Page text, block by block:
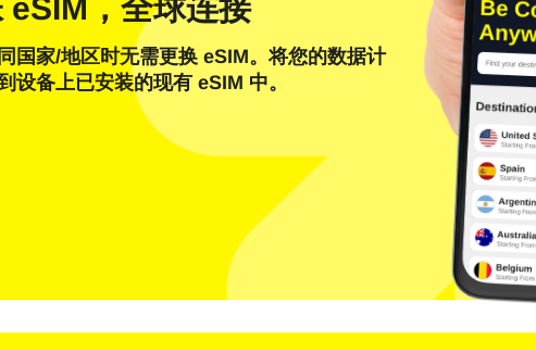
eSIM，全球连接
国家/地区时无需更换 eSIM。将您的数据计
设备上已安装的现有 eSIM 中。
新客户
子邮件登录